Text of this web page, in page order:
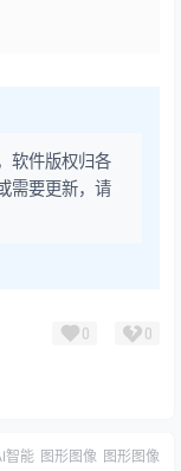
软件版权归各
需要更新，请
0 0
智能 图形图像 图形图像